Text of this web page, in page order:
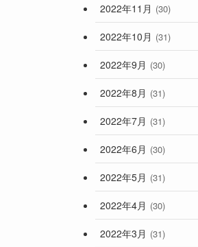
2022年11月 (30)
2022年10月 (31)
2022年9月 (30)
2022年8月 (31)
2022年7月 (31)
2022年6月 (30)
2022年5月 (31)
2022年4月 (30)
2022年3月 (31)